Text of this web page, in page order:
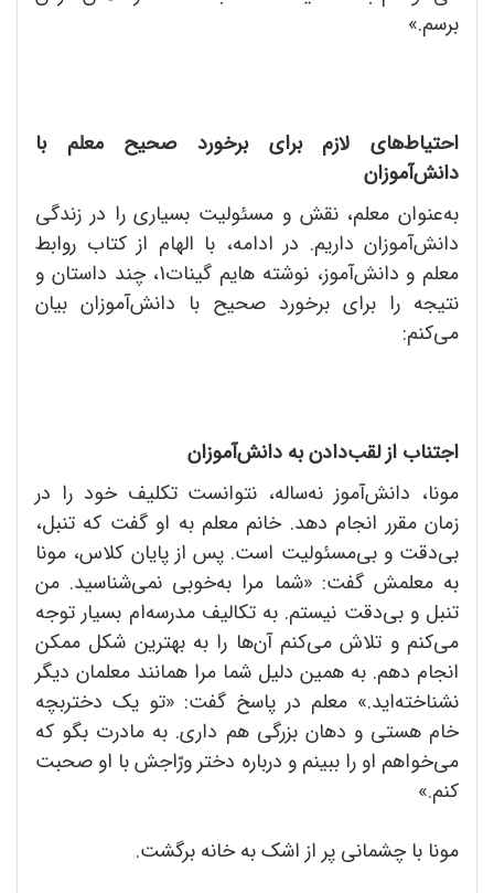
برسم.»
احتیاط‌های لازم برای برخورد صحیح معلم با
دانش‌آموزان
به‌عنوان معلم، نقش و مسئولیت بسیاری را در زندگی
دانش‌آموزان داریم. در ادامه، با الهام از کتاب روابط
معلم و دانش‌آموز، نوشته ‌هایم گینات1، چند داستان و
نتیجه را برای برخورد صحیح با دانش‌آموزان بیان
می‌کنم:
اجتناب از لقب‌دادن به دانش‌آموزان
مونا، دانش‌آموز نه‌ساله، نتوانست تکلیف خود را در
زمان مقرر انجام دهد. خانم معلم به او گفت که تنبل،
بی‌دقت و بی‌مسئولیت است. پس از پایان کلاس، مونا
به معلمش گفت: «شما مرا به‌خوبی نمی‌شناسید. من
تنبل و بی‌دقت نیستم. به تکالیف مدرسه‌ام بسیار توجه
می‌کنم و تلاش می‌کنم آن‌ها را به بهترین شکل ممکن
انجام دهم. به همین دلیل شما مرا همانند معلمان دیگر
نشناخته‌اید.» معلم در پاسخ گفت: «تو یک دختربچه
خام هستی و دهان بزرگی هم داری. به مادرت بگو که
می‌خواهم او را ببینم و درباره دختر ورّاجش با او صحبت
کنم.»
مونا با چشمانی پر از اشک به خانه برگشت.